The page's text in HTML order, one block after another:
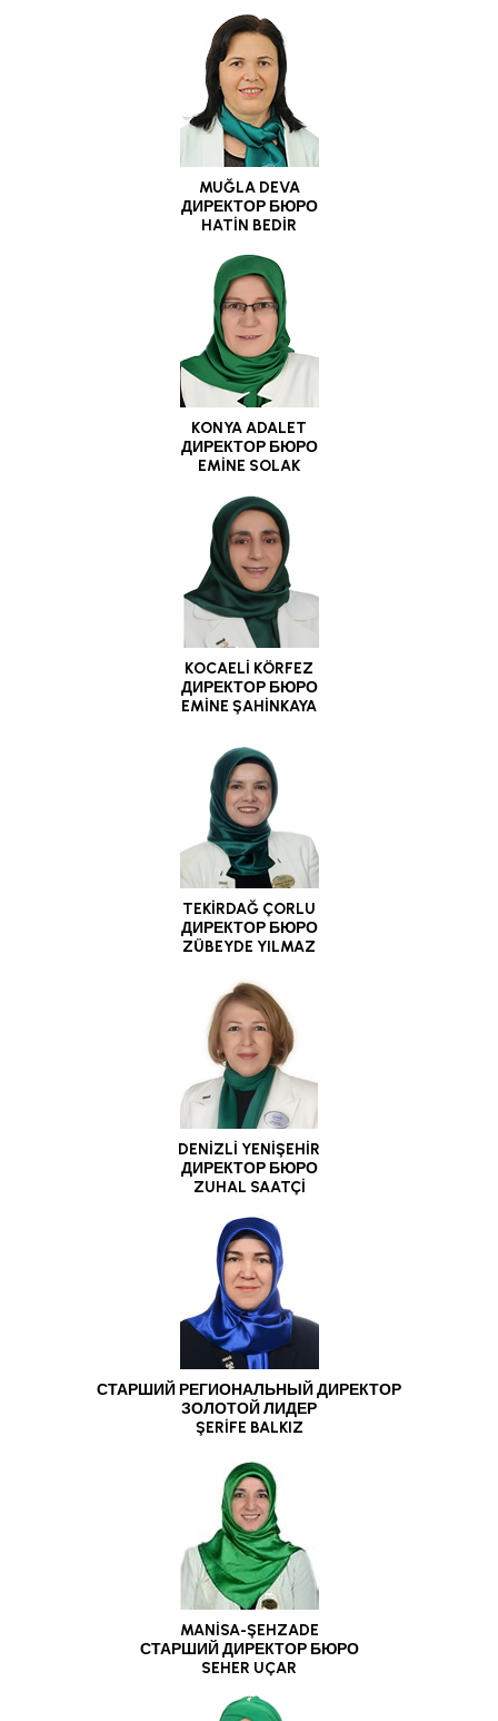
MUĞLA DEVA
ДИРЕКТОР БЮРО
HATİN BEDİR
KONYA ADALET
ДИРЕКТОР БЮРО
EMİNE SOLAK
KOCAELİ KÖRFEZ
ДИРЕКТОР БЮРО
EMİNE ŞAHİNKAYA
TEKİRDAĞ ÇORLU
ДИРЕКТОР БЮРО
ZÜBEYDE YILMAZ
DENİZLİ YENİŞEHİR
ДИРЕКТОР БЮРО
ZUHAL SAATÇİ
СТАРШИЙ РЕГИОНАЛЬНЫЙ ДИРЕКТОР
ЗОЛОТОЙ ЛИДЕР
ŞERİFE BALKIZ
MANİSA-ŞEHZADE
СТАРШИЙ ДИРЕКТОР БЮРО
SEHER UÇAR